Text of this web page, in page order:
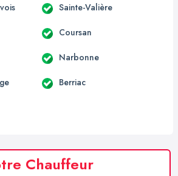
Sainte-Valière
Coursan
Narbonne
Berriac
Chauffeur